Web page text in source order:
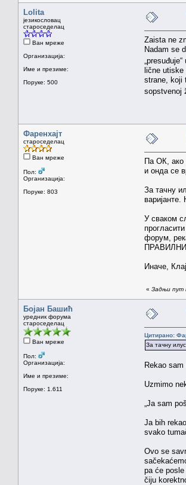
Lolita
језикословац
староседелац
Ван мреже
Организација:
Име и презиме:
Поруке: 500
Zaista ne
Nadam se
lične utiske
strane, koji
sopstvenoj
Фаренхајт
староседелац
Ван мреже
Пол:
Организација:
Поруке: 803
Па ОК, ако
и онда се
За тачну
У сваком
форум,
Иначе,
« Задњи пут
Бојан Башић
уредник форума
староседелац
Ван мреже
Пол:
Организација:
Име и презиме:
Поруке: 1.611
Цитирано:
За тачну
Rekao
Uzmimo
„Ja sam
Ja bih
svako
Ovo se
pa će
čiju